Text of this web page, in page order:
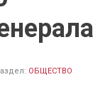
ОБЩЕСТВО